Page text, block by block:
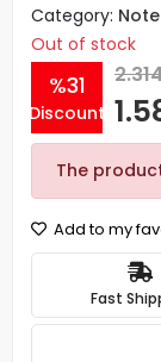
Category:
Out of stock
%31
Discount
The
Add to my
Fast